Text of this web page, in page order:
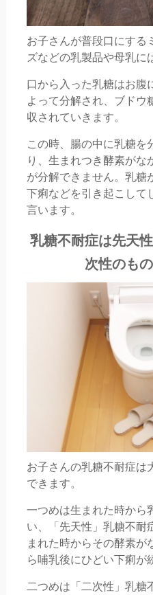
お子さんが普段口にする
ズなどの乳製品や母乳に
口から入った乳糖はお腹
よって分解され、ブドウ
収されていきます。
この時、腸の中に乳糖を
り、生まれつき酵素がな
が分解できません。乳糖
下痢などを引き起こして
言います。
乳糖不耐症は先天
次性のも
お子さんの乳糖不耐症は
できます。
一つめは生まれた時から
い、「先天性」乳糖不耐
まれた時からその酵素が
ら哺乳後にひどい下痢が
二つめは「二次性」乳糖